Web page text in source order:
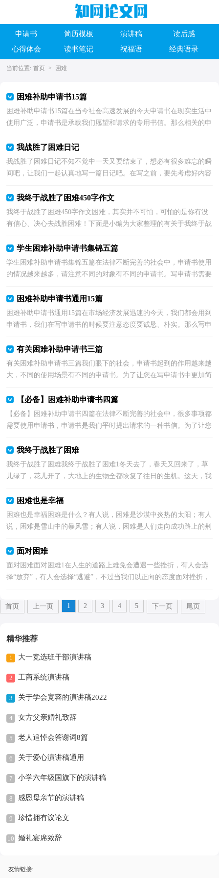
申请书 简历模板 演讲稿
读后感
心得体会
读书笔记 祝福语 经典语录
当前位置: 首页 > 困难
困难补助申请书15篇
困难补助申请书15篇在当今社会高速发展的今天申请书在现实生活中
使用广泛，申请书是承载我们愿望和请求的专用书信。那么相关的申
我战胜了困难日记
我战胜了困难日记不知不觉中一天又要结束了，想必有很多难忘的瞬
间吧，让我们一起认真地写一篇日记吧。在写之前，要先考虑好内容
我终于战胜了困难450字作文
我终于战胜了困难450字作文困难，其实并不可怕，可怕的是你有没
有信心、决心去战胜困难！下面是小编为大家整理的有关于我终于战
学生困难补助申请书集锦五篇
学生困难补助申请书集锦五篇在法律不断完善的社会中，申请书使用
的情况越来越多，请注意不同的对象有不同的申请书。写申请书需要
困难补助申请书通用15篇
困难补助申请书通用15篇在市场经济发展迅速的今天，我们都会用到
申请书，我们在写申请书的时候要注意态度要诚恳、朴实。那么写申
有关困难补助申请书三篇
有关困难补助申请书三篇我们眼下的社会，申请书起到的作用越来越
大，不同的使用场景有不同的申请书。为了让您在写申请书中更加简
【必备】困难补助申请书四篇
【必备】困难补助申请书四篇在法律不断完善的社会中，很多事项都
需要使用申请书，申请书是我们平时提出请求的一种书信。为了让您
我终于战胜了困难
我终于战胜了困难我终于战胜了困难1冬天去了，春天又回来了，草
儿绿了，花儿开了，大地上的生物全都恢复了往日的生机。这天，我
困难也是幸福
困难也是幸福困难是什么？有人说，困难是沙漠中炎热的太阳；有人
说，困难是雪山中的暴风雪；有人说，困难是人们走向成功路上的荆
望...面对困难
面对困难面对困难1在人生的道路上难免会遭遇一些挫折，有人会选
择“放弃”，有人会选择“逃避”，不过当我们以正向的态度面对挫折，
首页 上一页 1 2 3 4 5 下一页 尾页
精华推荐
1 大一竞选班干部演讲稿
2 工商系统演讲稿
3 关于学会宽容的演讲稿2022
4 女方父亲婚礼致辞
5 老人追悼会答谢词8篇
6 关于爱心演讲稿通用
7 小学六年级国旗下的演讲稿
8 感恩母亲节的演讲稿
9 珍惜拥有议论文
10 婚礼宴席致辞
友情链接: